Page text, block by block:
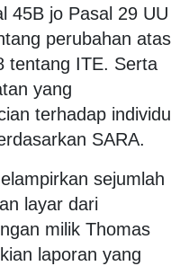
45B jo Pasal 29 UU
perubahan atas
tentang ITE. Serta
yang
terhadap individu
SARA.
sejumlah
layar dari
milik Thomas
laporan yang